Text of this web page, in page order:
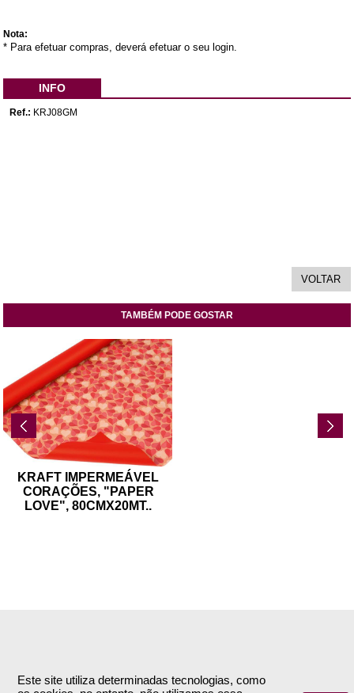
Este site utiliza determinadas tecnologias, como
Nota:
* Para efetuar compras, deverá efetuar o seu login.
INFO
Ref.: KRJ08GM
TAMBÉM PODE GOSTAR
KRAFT IMPERMEÁVEL
CORAÇÕES, "PAPER
LOVE", 80CMX20MT..
Termos e Condições
Envio